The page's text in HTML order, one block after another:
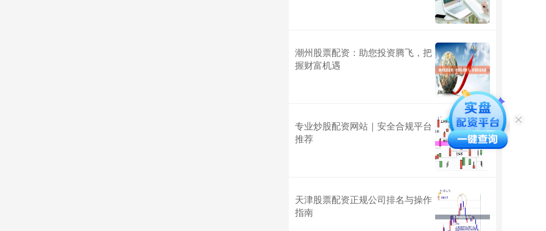
潮州股票配资：助您投资腾飞，把
握财富机遇
专业炒股配资网站｜安全合规平台
推荐
天津股票配资正规公司排名与操作
指南